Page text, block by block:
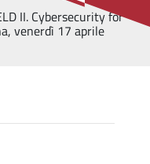
II. Cybersecurity for
venerdì 17 aprile